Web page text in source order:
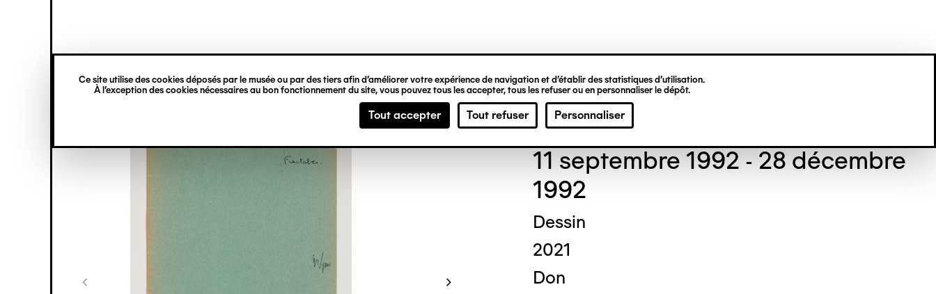
Ce site utilise des cookies déposés par le musée ou par des tiers afin d’améliorer votre expérience de navigation et d’établir des statistiques d’utilisation.
À l’exception des cookies nécessaires au bon fonctionnement du site, vous pouvez tous les accepter, tous les refuser ou en personnaliser le dépôt.
Tout accepter Tout refuser Personnaliser
principal
verticale
Christine DEKNUYDT
11 septembre 1992 - 28 décembre
1992
Dessin
2021
Don